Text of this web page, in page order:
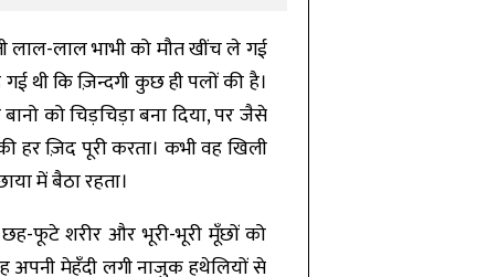
लाल-लाल भाभी को मौत खींच ले गई
थी कि ज़िन्दगी कुछ ही पलों की है।
को चिड़चिड़ा बना दिया, पर जैसे
हर ज़िद पूरी करता। कभी वह खिली
में बैठा रहता।
छह-फूटे शरीर और भूरी-भूरी मूँछों को
अपनी मेहँदी लगी नाजुक हथेलियों से